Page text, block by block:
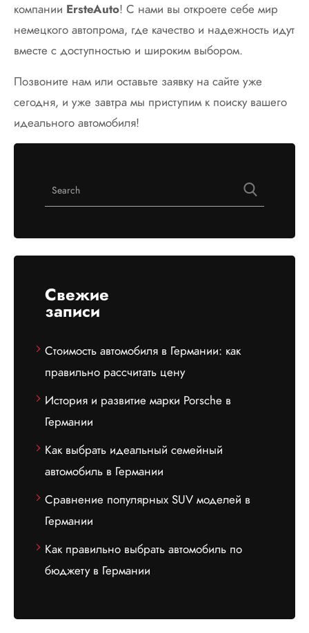
компании ErsteAuto! С нами вы откроете себе мир
немецкого автопрома, где качество и надежность идут
вместе с доступностью и широким выбором.
Позвоните нам или оставьте заявку на сайте уже
сегодня, и уже завтра мы приступим к поиску вашего
идеального автомобиля!
Свежие
записи
Стоимость автомобиля в Германии: как
правильно рассчитать цену
История и развитие марки Porsche в
Германии
Как выбрать идеальный семейный
автомобиль в Германии
Сравнение популярных SUV моделей в
Германии
Как правильно выбрать автомобиль по
бюджету в Германии